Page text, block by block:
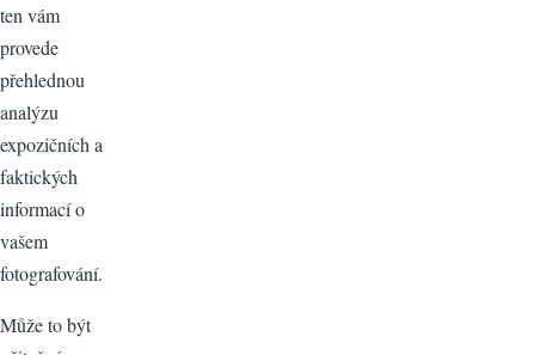
ten vám
provede
přehlednou
analýzu
expozičních a
faktických
informací o
vašem
fotografování.
Může to být